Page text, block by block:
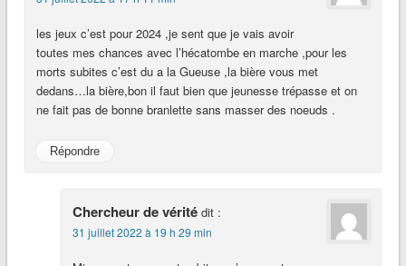
les jeux c’est pour 2024 ,je sent que je vais avoir
toutes mes chances avec l’hécatombe en marche ,pour les
morts subites c’est du a la Gueuse ,la bière vous met
dedans…la bière,bon il faut bien que jeunesse trépasse et on
ne fait pas de bonne branlette sans masser des noeuds .
Répondre
Chercheur de vérité dit :
31 juillet 2022 à 19 h 29 min